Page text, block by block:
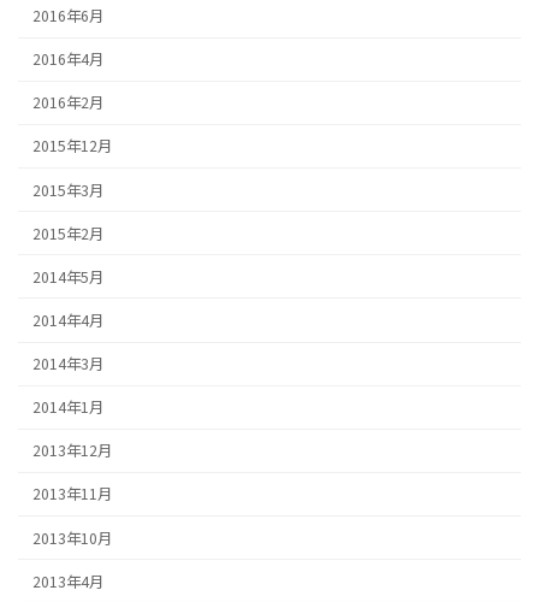
2016年6月
2016年4月
2016年2月
2015年12月
2015年3月
2015年2月
2014年5月
2014年4月
2014年3月
2014年1月
2013年12月
2013年11月
2013年10月
2013年4月